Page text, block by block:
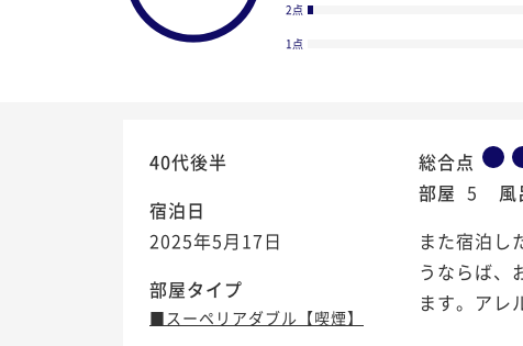
2点
1点
40代後半
宿泊日
2025年5月17日
部屋タイプ
■スーペリアダブル【喫煙】
総合点
部屋 5 風
また宿泊し
うならば、
ます。アレ